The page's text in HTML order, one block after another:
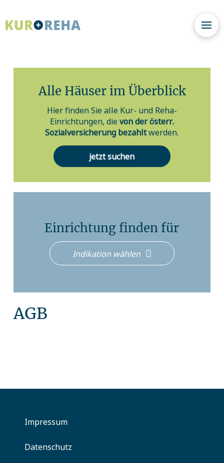
Alle Häuser im Überblick
Hier finden Sie alle Kur- und Reha-
Einrichtungen, die von der österr.
Sozialversicherung bezahltwerden.
jetzt suchen
Einrichtung finden für
Indikation wählen
AGB
Impressum
Datenschutz